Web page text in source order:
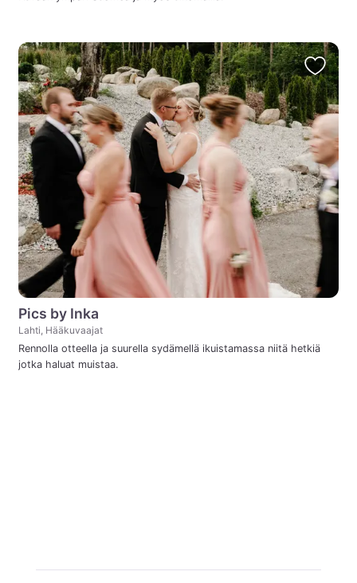
Pics by Inka
Lahti, Hääkuvaajat
Rennolla otteella ja suurella sydämellä ikuistamassa niitä hetkiä
jotka haluat muistaa.